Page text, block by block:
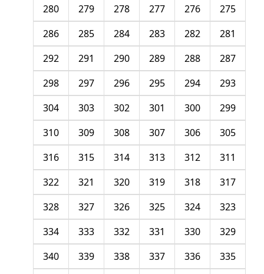
275
276
277
278
279
280
281
282
283
284
285
286
287
288
289
290
291
292
293
294
295
296
297
298
299
300
301
302
303
304
305
306
307
308
309
310
311
312
313
314
315
316
317
318
319
320
321
322
323
324
325
326
327
328
329
330
331
332
333
334
335
336
337
338
339
340